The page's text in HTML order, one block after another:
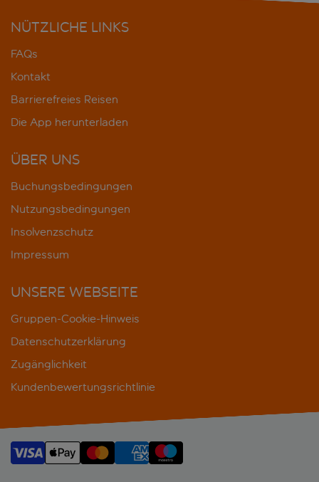
NÜTZLICHE LINKS
FAQs
Kontakt
Barrierefreies Reisen
Die App herunterladen
ÜBER UNS
Buchungsbedingungen
Nutzungsbedingungen
Insolvenzschutz
Impressum
UNSERE WEBSEITE
Gruppen-Cookie-Hinweis
Datenschutzerklärung
Zugänglichkeit
Kundenbewertungsrichtlinie